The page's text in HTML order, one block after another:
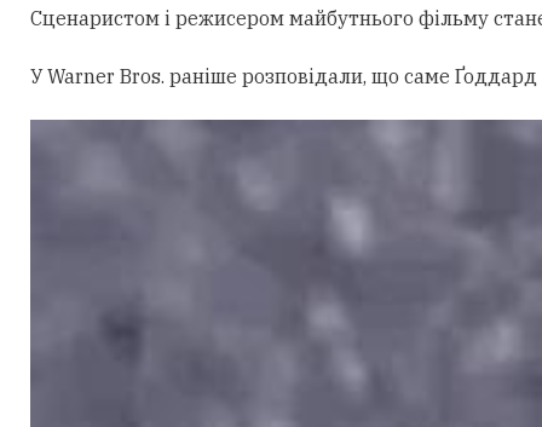
Сценаристом і режисером майбутнього фільму
У Warner Bros. раніше розповідали, що саме